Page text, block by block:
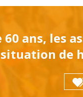
60 ans, les
situation de